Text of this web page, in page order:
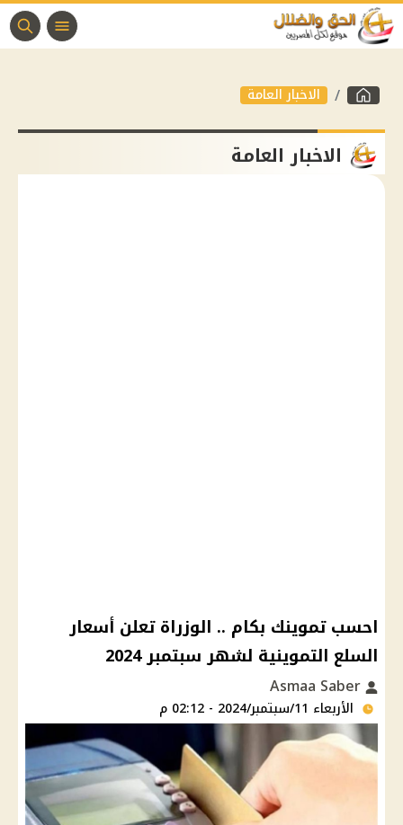
الاخبار العامة
الاخبار العامة
احسب تموينك بكام .. الوزراة تعلن أسعار
السلع التموينية لشهر سبتمبر 2024
الأربعاء 11/سبتمبر/2024 - 02:12 م